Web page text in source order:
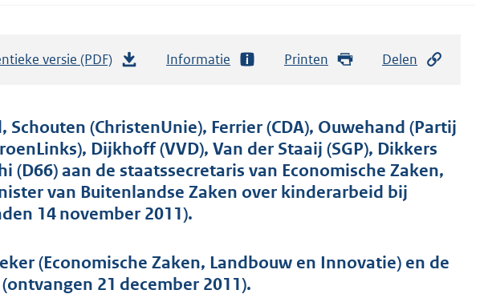
versie (PDF)
t
a
n
d
s
o
Informatie Printen Delen
(ChristenUnie), Ferrier (CDA), Ouwehand (Partij
Dijkhoff (VVD), Van der Staaij (SGP), Dikkers
(D66) aan de staatssecretaris van Economische Zaken,
van Buitenlandse Zaken over kinderarbeid bij
14 november 2011).
(Economische Zaken, Landbouw en Innovatie) en de
21 december 2011).